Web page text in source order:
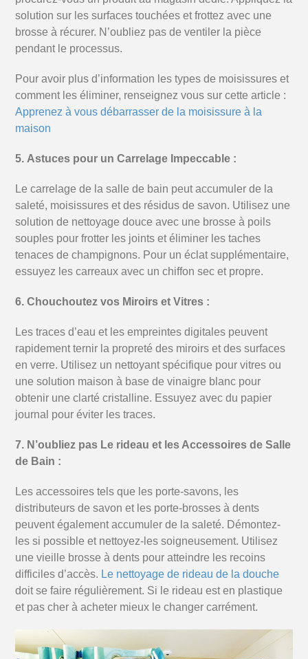
solution sur les surfaces touchées et frottez avec une
brosse à récurer. N’oubliez pas de ventiler la pièce
pendant le processus.
Pour avoir plus d’information les types de moisissures et
comment les éliminer, renseignez vous sur cette article :
Apprenez à vous débarrasser de la moisissure à la
maison
5. Astuces pour un Carrelage Impeccable :
Le carrelage de la salle de bain peut accumuler de la
saleté, moisissures et des résidus de savon. Utilisez une
solution de nettoyage douce avec une brosse à poils
souples pour frotter les joints et éliminer les taches
tenaces de champignons. Pour un éclat supplémentaire,
essuyez les carreaux avec un chiffon sec et propre.
6. Chouchoutez vos Miroirs et Vitres :
Les traces d’eau et les empreintes digitales peuvent
rapidement ternir la propreté des miroirs et des surfaces
en verre. Utilisez un nettoyant spécifique pour vitres ou
une solution maison à base de vinaigre blanc pour
obtenir une clarté cristalline. Essuyez avec du papier
journal pour éviter les traces.
7. N’oubliez pas Le rideau et les Accessoires de Salle
de Bain :
Les accessoires tels que les porte-savons, les
distributeurs de savon et les porte-brosses à dents
peuvent également accumuler de la saleté. Démontez-
les si possible et nettoyez-les soigneusement. Utilisez
une vieille brosse à dents pour atteindre les recoins
difficiles d’accès. Le nettoyage de rideau de la douche
doit se faire régulièrement. Si le rideau est en plastique
et pas cher à acheter mieux le changer carrément.